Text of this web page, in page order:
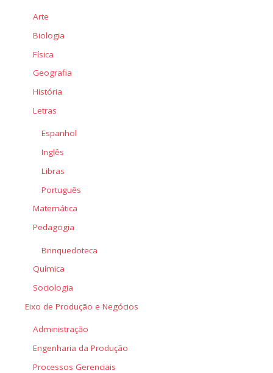
Arte
Biologia
Física
Geografia
História
Letras
Espanhol
Inglês
Libras
Português
Matemática
Pedagogia
Brinquedoteca
Química
Sociologia
Eixo de Produção e Negócios
Administração
Engenharia da Produção
Processos Gerenciais